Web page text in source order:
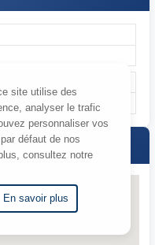
site utilise des
analyser le trafic
personnaliser vos
défaut de nos
consultez notre
En savoir plus